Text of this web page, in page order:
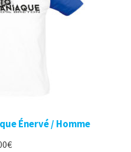
Énervé / Homme
€